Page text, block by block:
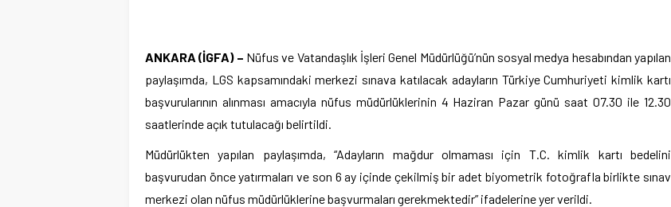
ANKARA (İGFA) – Nüfus ve Vatandaşlık İşleri Genel Müdürlüğü’nün sosyal medya hesabından yapılan
paylaşımda, LGS kapsamındaki merkezi sınava katılacak adayların Türkiye Cumhuriyeti kimlik kartı
başvurularının alınması amacıyla nüfus müdürlüklerinin 4 Haziran Pazar günü saat 07.30 ile 12.30
saatlerinde açık tutulacağı belirtildi.
Müdürlükten yapılan paylaşımda, “Adayların mağdur olmaması için T.C. kimlik kartı bedelini
başvurudan önce yatırmaları ve son 6 ay içinde çekilmiş bir adet biyometrik fotoğrafla birlikte sınav
merkezi olan nüfus müdürlüklerine başvurmaları gerekmektedir” ifadelerine yer verildi.